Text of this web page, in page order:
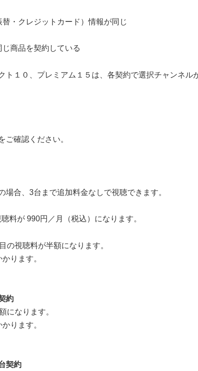
替・クレジットカード）情報が同じ
じ商品を契約している
１０、プレミアム１５は、各契約で選択チャンネル
ご確認ください。
場合、3台まで追加料金なしで視聴できます。
料が 990円／月（税込）になります。
の視聴料が半額になります。
ります。
約
になります。
ります。
契約